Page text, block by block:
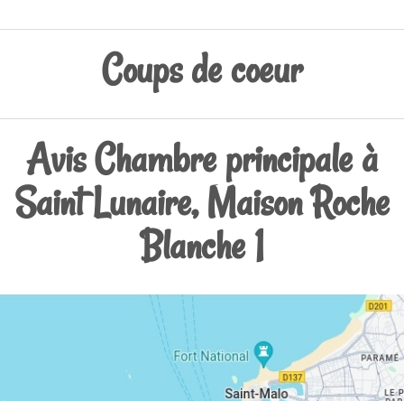
Coups de coeur
Avis Chambre principale à
Saint Lunaire, Maison Roche
Blanche 1